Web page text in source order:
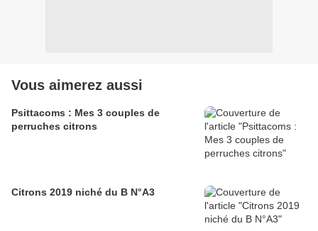
Vous aimerez aussi
Psittacoms : Mes 3 couples de
perruches citrons
Citrons 2019 niché du B N°A3